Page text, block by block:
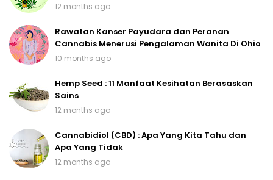
12 months ago
Rawatan Kanser Payudara dan Peranan
Cannabis Menerusi Pengalaman Wanita Di Ohio
10 months ago
Hemp Seed : 11 Manfaat Kesihatan Berasaskan
Sains
12 months ago
Cannabidiol (CBD) : Apa Yang Kita Tahu dan
Apa Yang Tidak
12 months ago